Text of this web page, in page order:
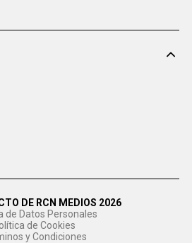
DE RCN MEDIOS 2026
de Datos Personales
de Cookies
y Condiciones